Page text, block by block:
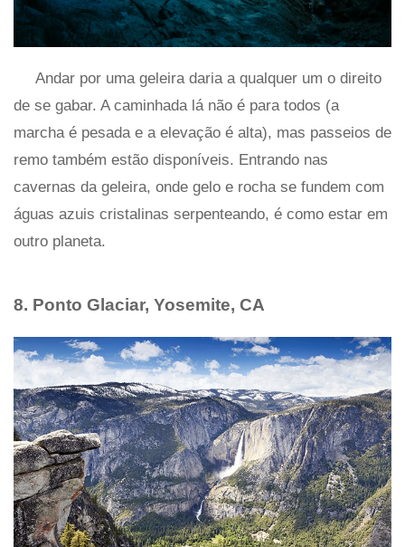
Andar por uma geleira daria a qualquer um o direito
de se gabar. A caminhada lá não é para todos (a
marcha é pesada e a elevação é alta), mas passeios de
remo também estão disponíveis. Entrando nas
cavernas da geleira, onde gelo e rocha se fundem com
águas azuis cristalinas serpenteando, é como estar em
outro planeta.
8. Ponto Glaciar, Yosemite, CA